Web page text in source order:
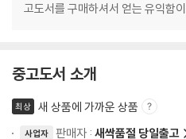
고도서를 구매하셔서 얻는 유익함
중고도서 소개
최상 새 상품에 가까운 상품
사업자 판매자 : 새싹품절 당일출고